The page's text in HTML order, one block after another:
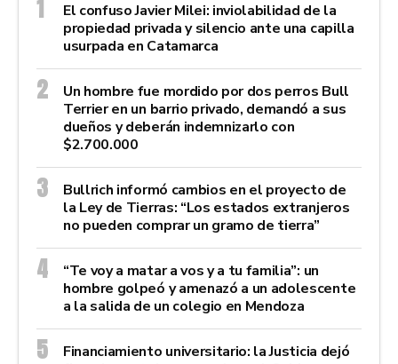
El confuso Javier Milei: inviolabilidad de la
propiedad privada y silencio ante una capilla
usurpada en Catamarca
Un hombre fue mordido por dos perros Bull
Terrier en un barrio privado, demandó a sus
dueños y deberán indemnizarlo con
$2.700.000
Bullrich informó cambios en el proyecto de
la Ley de Tierras: “Los estados extranjeros
no pueden comprar un gramo de tierra”
“Te voy a matar a vos y a tu familia”: un
hombre golpeó y amenazó a un adolescente
a la salida de un colegio en Mendoza
Financiamiento universitario: la Justicia dejó